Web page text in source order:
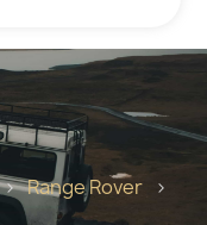
Range Rover